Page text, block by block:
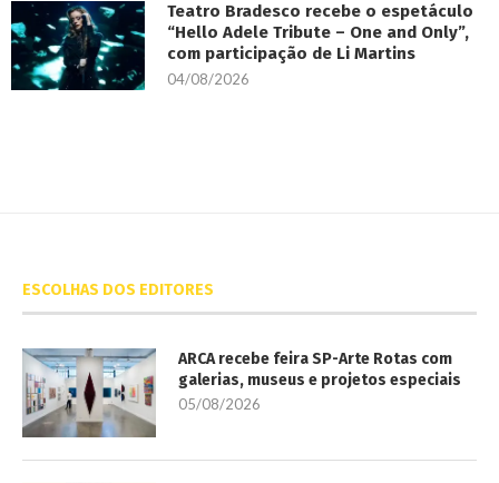
Teatro Bradesco recebe o espetáculo
“Hello Adele Tribute – One and Only”,
com participação de Li Martins
04/08/2026
ESCOLHAS DOS EDITORES
ARCA recebe feira SP-Arte Rotas com
galerias, museus e projetos especiais
05/08/2026